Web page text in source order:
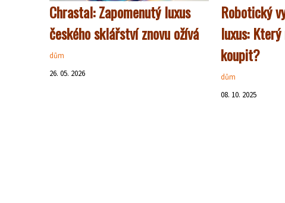
Chrastal: Zapomenutý luxus
českého sklářství znovu ožívá
dům
26. 05. 2026
Robotický
luxus:
koupit?
dům
08. 10. 2025